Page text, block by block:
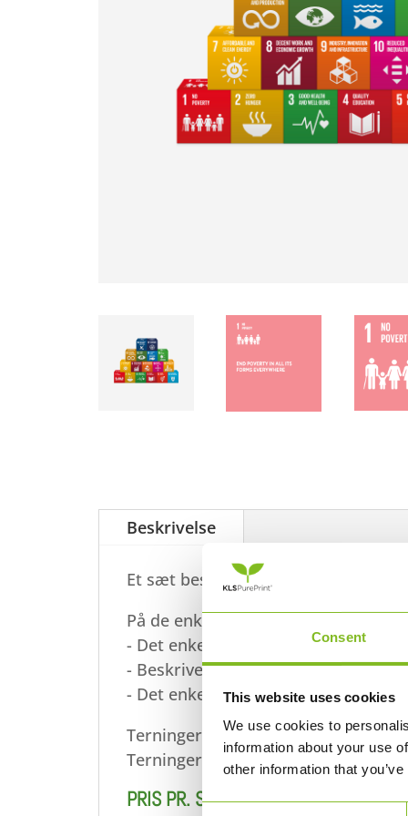
Consent
This website uses cookies
We use cookies to
information about your use
other information that
Consent
Beskrivelse
Et sæt består af 17 terninger på
På de enkelte sider er der følgende
- Det enkelte verdensmåls ikon
- Beskrivelse af verdensmålet
- Det enkelte verdensmåls delmål
Terningerne leveres flade, men
Terningerne er udført i 350 g
PRIS PR. SÆT VED 15 CM